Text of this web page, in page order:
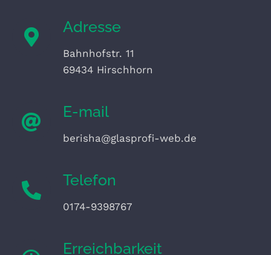
Adresse
Bahnhofstr. 11
69434 Hirschhorn
E-mail
berisha@glasprofi-web.de
Telefon
0174-9398767
Erreichbarkeit